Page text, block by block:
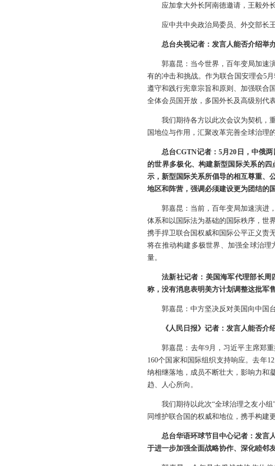
应加拿大外长阿南德邀请，王毅外
应中共中央政治局委员、外交部长
总台央视记者：发言人能否介绍举
郭嘉昆：当今世界，百年变局加速
有的冲击和挑战。作为联合国安理会5
遵守和践行宪章宗旨和原则、加强联合
全体会员国开放，多国外长及高级别代
我们期待各方以此次会议为契机，
国地位与作用，汇聚改革完善全球治理
总台CGTN记者：5月20日，中俄
的世界多极化、构建新型国际关系的
示，新型国际关系所倡导的相互尊重、
地区和阵营，强调必须建设更为团结的
郭嘉昆：当前，百年变局加速演进
体系和以国际法为基础的国际秩序，世
携手捍卫联合国权威和国际公平正义责
将在推动构建多极世界、加强全球治
量。
法新社记者：美国海军代理部长
称，没有消息表明美方计划调整这批军
郭嘉昆：中方坚决反对美国向中国
《人民日报》记者：发言人能否介
郭嘉昆：去年9月，习近平主席郑
160个国家和国际组织支持响应。去年
纳相继落地，成员不断壮大，影响力和
趋、人心所向。
我们期待以此次“全球治理之友小
同维护联合国的权威和地位，携手构建
总台华语环球节目中心记者：发言
于进一步加强全面战略协作、深化睦邻